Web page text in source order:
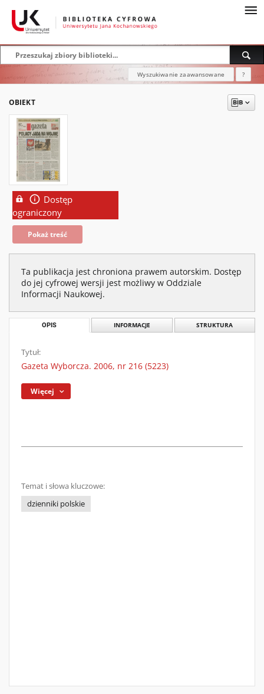
Wyszukiwanie zaawansowane ?
OBIEKT
Dostęp
ograniczony
Pokaż treść
Ta publikacja jest chroniona prawem autorskim. Dostęp
do jej cyfrowej wersji jest możliwy w Oddziale
Informacji Naukowej.
OPIS INFORMACJE STRUKTURA
Tytuł:
Gazeta Wyborcza. 2006, nr 216 (5223)
Więcej
Temat i słowa kluczowe:
dzienniki polskie